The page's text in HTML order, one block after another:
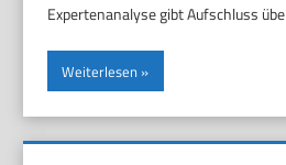
Expertenanalyse gibt Aufschluss
Weiterlesen